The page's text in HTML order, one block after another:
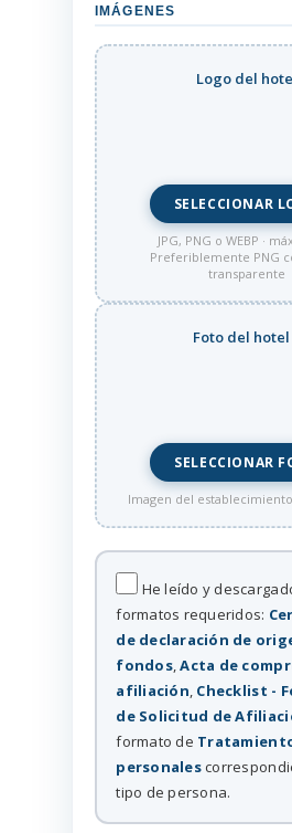
IMÁGENES
Logo del
SELECCIONAR
JPG, PNG o WEBP ·
Preferiblemente PNG
transparente
Foto del hotel
SELECCIONAR
Imagen del
He leído y
formatos requeridos:
de declaración de
fondos,Acta de
afiliación Checklist -
de Solicitud de
formato de
personales
tipo de persona.